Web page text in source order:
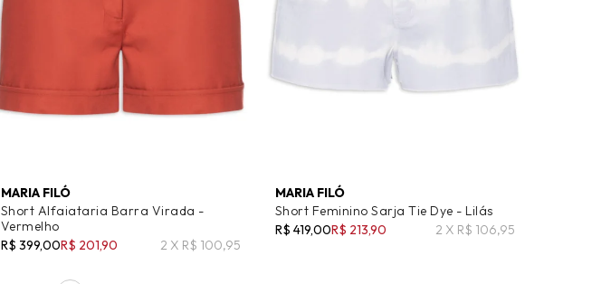
MARIA FILÓ
Short Alfaiataria Barra Virada -
Vermelho
R$ 399,00R$ 201,90 2 X R$ 100,95
MARIA FILÓ
Short Feminino Sarja Tie Dye - Lilás
R$ 419,00R$ 213,90 2 X R$ 106,95